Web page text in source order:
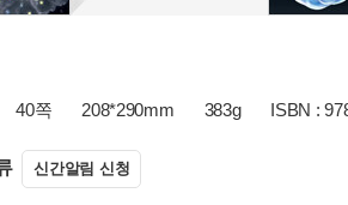
40쪽 208*290mm 383g ISBN :
신간알림 신청